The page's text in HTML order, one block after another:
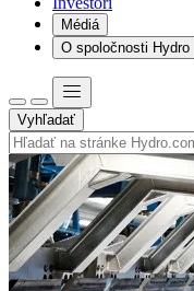
Médiá
O spoločnosti Hydro
Vyhľadať